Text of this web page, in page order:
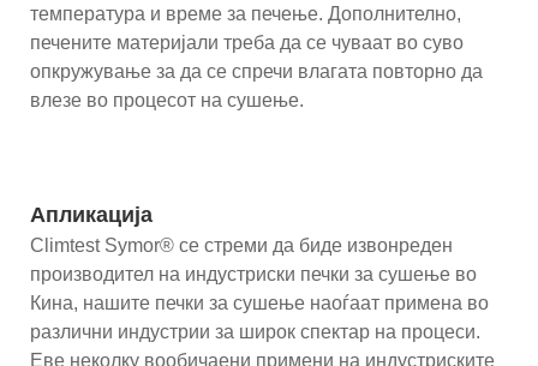
температура и време за печење. Дополнително,
печените материјали треба да се чуваат во суво
опкружување за да се спречи влагата повторно да
влезе во процесот на сушење.
Апликација
Climtest Symor® се стреми да биде извонреден
производител на индустриски печки за сушење во
Кина, нашите печки за сушење наоѓаат примена во
различни индустрии за широк спектар на процеси.
Еве неколку вообичаени примени на индустриските